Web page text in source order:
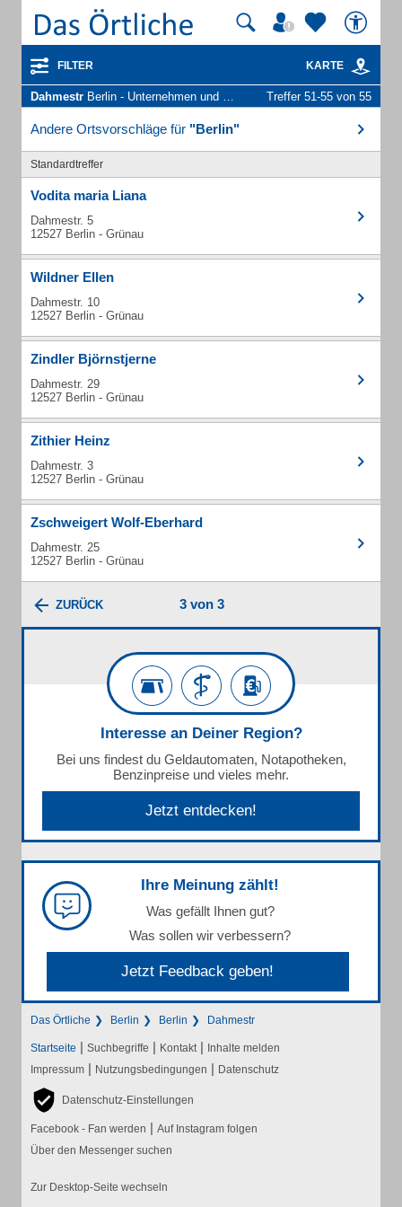
FILTER KARTE
Dahmestr Berlin - Unternehmen und Personen Treffer 51-55 von 55
Andere Ortsvorschläge für "Berlin"
Standardtreffer
Vodita maria Liana
Dahmestr. 5
12527 Berlin - Grünau
Wildner Ellen
Dahmestr. 10
12527 Berlin - Grünau
Zindler Björnstjerne
Dahmestr. 29
12527 Berlin - Grünau
Zithier Heinz
Dahmestr. 3
12527 Berlin - Grünau
Zschweigert Wolf-Eberhard
Dahmestr. 25
12527 Berlin - Grünau
ZURÜCK 3 von 3
Interesse an Deiner Region?
Bei uns findest du Geldautomaten, Notapotheken,
Benzinpreise und vieles mehr.
Jetzt entdecken!
Ihre Meinung zählt!
Was gefällt Ihnen gut?
Was sollen wir verbessern?
Jetzt Feedback geben!
Das Örtliche Berlin Berlin Dahmestr
Startseite | Suchbegriffe | Kontakt | Inhalte melden
Impressum | Nutzungsbedingungen | Datenschutz
Datenschutz-Einstellungen
Facebook - Fan werden | Auf Instagram folgen
Über den Messenger suchen
Zur Desktop-Seite wechseln